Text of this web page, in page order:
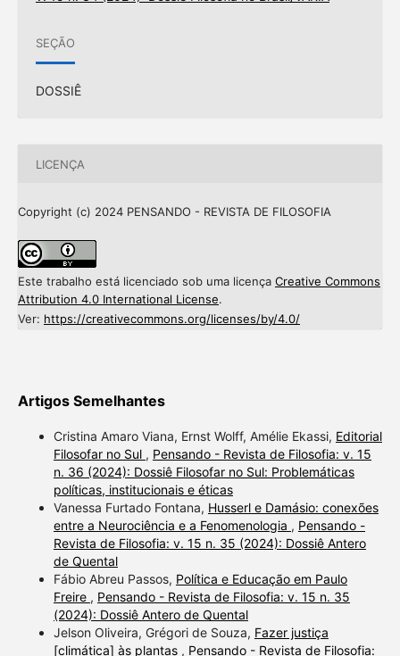
SEÇÃO
DOSSIÊ
LICENÇA
Copyright (c) 2024 PENSANDO - REVISTA DE FILOSOFIA
Este trabalho está licenciado sob uma licença Creative Commons
Attribution 4.0 International License.
Ver: https://creativecommons.org/licenses/by/4.0/
Artigos Semelhantes
Cristina Amaro Viana, Ernst Wolff, Amélie Ekassi, Editorial
Filosofar no Sul , Pensando - Revista de Filosofia: v. 15
n. 36 (2024): Dossiê Filosofar no Sul: Problemáticas
políticas, institucionais e éticas
Vanessa Furtado Fontana, Husserl e Damásio: conexões
entre a Neurociência e a Fenomenologia , Pensando -
Revista de Filosofia: v. 15 n. 35 (2024): Dossiê Antero
de Quental
Fábio Abreu Passos, Política e Educação em Paulo
Freire , Pensando - Revista de Filosofia: v. 15 n. 35
(2024): Dossiê Antero de Quental
Jelson Oliveira, Grégori de Souza, Fazer justiça
[climática] às plantas , Pensando - Revista de Filosofia: